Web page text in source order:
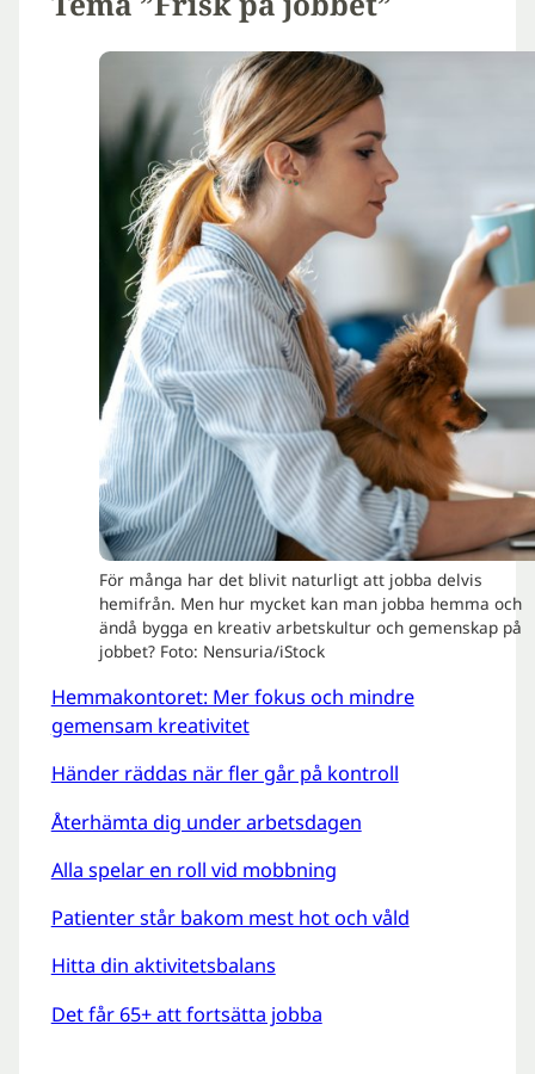
För många har det blivit naturligt att jobba delvis
hemifrån. Men hur mycket kan man jobba hemma och
ändå bygga en kreativ arbetskultur och gemenskap på
jobbet? Foto: Nensuria/iStock
Hemmakontoret: Mer fokus och mindre
gemensam kreativitet
Händer räddas när fler går på kontroll
Återhämta dig under arbetsdagen
Alla spelar en roll vid mobbning
Patienter står bakom mest hot och våld
Hitta din aktivitetsbalans
Det får 65+ att fortsätta jobba